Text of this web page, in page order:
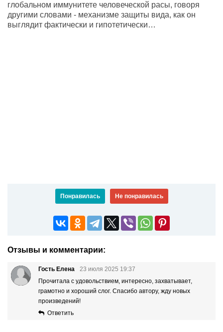
глобальном иммунитете человеческой расы, говоря
другими словами - механизме защиты вида, как он
выглядит фактически и гипотетически…
Понравилась Не понравилась
Отзывы и комментарии:
Гость Елена
23 июля 2025 19:37
Прочитала с удовольствием, интересно, захватывает,
грамотно и хороший слог. Спасибо автору, жду новых
произведений!
Ответить